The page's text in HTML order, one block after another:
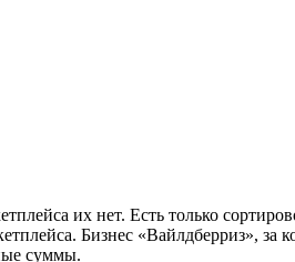
их нет. Есть только
Бизнес «Вайлдберриз», за
суммы.